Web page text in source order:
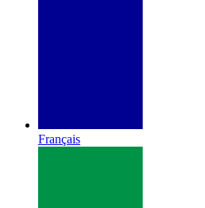
Français